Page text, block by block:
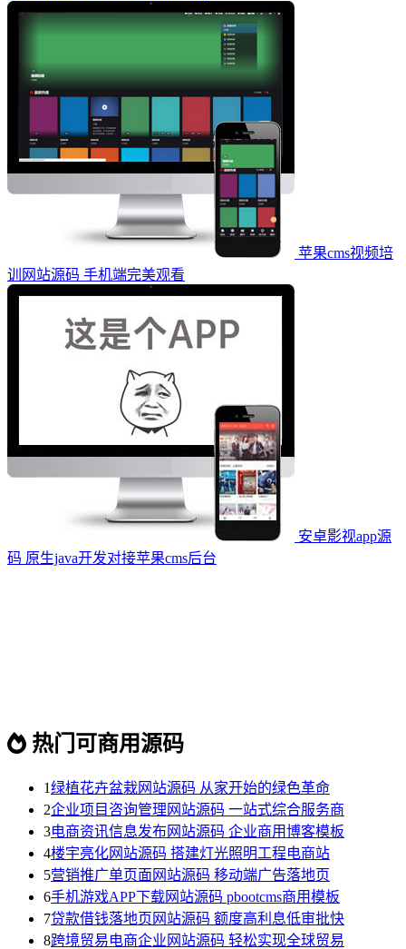
苹果cms视频培
训网站源码 手机端完美观看
安卓影视app源
码 原生java开发对接苹果cms后台
热门可商用源码
1绿植花卉盆栽网站源码 从家开始的绿色革命
2企业项目咨询管理网站源码 一站式综合服务商
3电商资讯信息发布网站源码 企业商用博客模板
4楼宇亮化网站源码 搭建灯光照明工程电商站
5营销推广单页面网站源码 移动端广告落地页
6手机游戏APP下载网站源码 pbootcms商用模板
7贷款借钱落地页网站源码 额度高利息低审批快
8跨境贸易电商企业网站源码 轻松实现全球贸易